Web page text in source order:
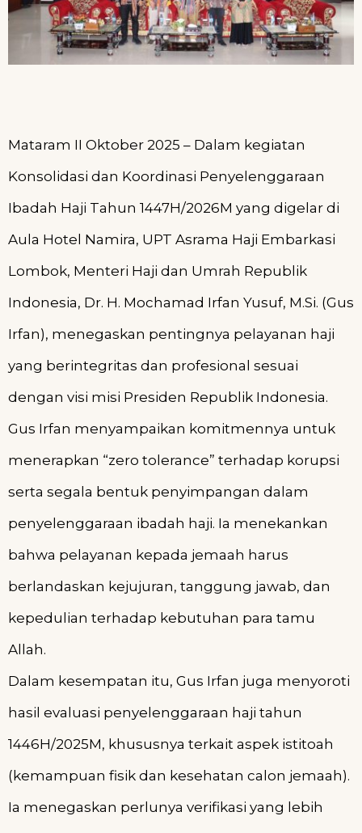
Mataram II Oktober 2025 – Dalam kegiatan
Konsolidasi dan Koordinasi Penyelenggaraan
Ibadah Haji Tahun 1447H/2026M yang digelar di
Aula Hotel Namira, UPT Asrama Haji Embarkasi
Lombok, Menteri Haji dan Umrah Republik
Indonesia, Dr. H. Mochamad Irfan Yusuf, M.Si. (Gus
Irfan), menegaskan pentingnya pelayanan haji
yang berintegritas dan profesional sesuai
dengan visi misi Presiden Republik Indonesia.
Gus Irfan menyampaikan komitmennya untuk
menerapkan “zero tolerance” terhadap korupsi
serta segala bentuk penyimpangan dalam
penyelenggaraan ibadah haji. Ia menekankan
bahwa pelayanan kepada jemaah harus
berlandaskan kejujuran, tanggung jawab, dan
kepedulian terhadap kebutuhan para tamu
Allah.
Dalam kesempatan itu, Gus Irfan juga menyoroti
hasil evaluasi penyelenggaraan haji tahun
1446H/2025M, khususnya terkait aspek istitoah
(kemampuan fisik dan kesehatan calon jemaah).
Ia menegaskan perlunya verifikasi yang lebih